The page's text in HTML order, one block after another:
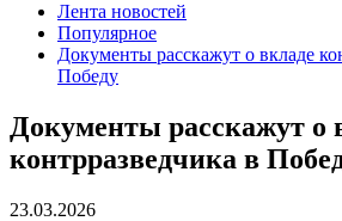
Лента новостей
Популярное
Документы расскажут о вкладе
Победу
Документы расскажут о
контрразведчика в
23.03.2026